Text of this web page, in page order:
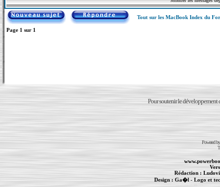
Tout sur les MacBook Index du
Page 1 sur 1
Pour soutenir le développement
Powered
Rédaction :
Design : Ga�l- Logo et
Informations : PowerBook-